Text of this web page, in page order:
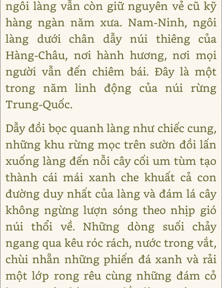
ngôi làng vẫn còn giữ nguyên vẻ cũ kỹ
hàng ngàn năm xưa. Nam-Ninh, ngôi
làng dưới chân dẫy núi thiêng của
Hàng-Châu, nơi hành hương, nơi mọi
người vẫn đến chiêm bái. Đây là một
trong năm linh động của núi rừng
Trung-Quốc.
Dẫy đồi bọc quanh làng như chiếc cung,
những khu rừng mọc trên sườn đồi lấn
xuống làng đến nỗi cây cối um tùm tạo
thành cái mái xanh che khuất cả con
đường duy nhất của làng và đám lá cây
không ngừng lượn sóng theo nhịp gió
núi thổi về. Những dòng suối chảy
ngang qua kêu róc rách, nước trong vắt,
chùi nhẵn những phiến đá xanh và rải
một lớp rong rêu cùng những đám cỏ